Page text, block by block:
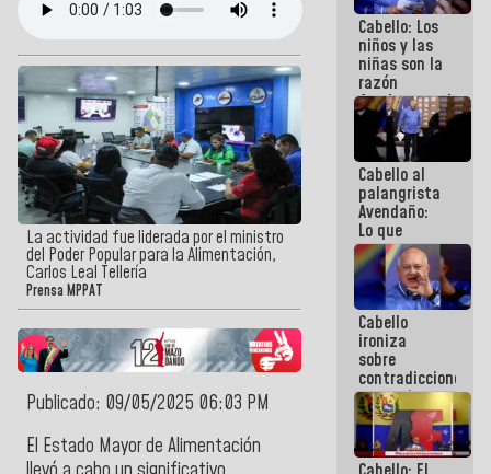
La actividad fue liderada por el ministro
del Poder Popular para la Alimentación,
Carlos Leal Tellería
Prensa MPPAT
Publicado: 09/05/2025 06:03 PM
El Estado Mayor de Alimentación
Cabello: Los
niños y las
niñas son la
razón
fundamental
de todo lo
que
estamos
haciendo
Cabello al
palangrista
Avendaño:
Lo que
vayas a
escribir
hazlo hoy
por que no
sabemos si
la semana
que viene
hay
programa
Cabello
ironiza
sobre
contradicciones
y mentiras
de María
Machado:
¡Créanle!